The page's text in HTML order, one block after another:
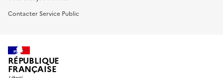
Contacter Service Public
RÉPUBLIQUE
FRANÇAISE